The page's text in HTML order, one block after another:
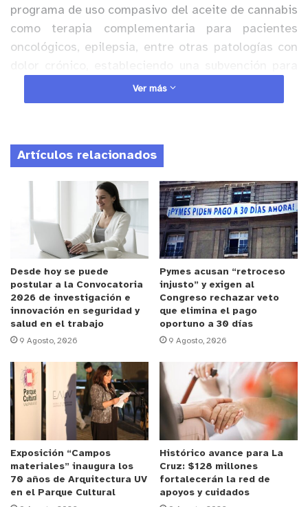
programa de uso compasivo del aceite de cannabis
como terapia complementaria para pacientes
oncológicos, epilepsia, entre otras patologías con
dicha tarea de $35.285.500. En agosto de ese año
se aprueba el convenio y en septiembre se da luz
2017, se determinó que solo $14.440.460 se
ajustaron a la finalidad del proyecto, objetándose
el monto de $20.845.040, por corresponder a
gastos efectuados con anterioridad a la fecha del
acuerdo del Concejo y a la entrega de la
subvención.
Anuncio Patrocinado
Debido a que estas irregularidades en la rendición
se repitieron años posteriores, en 2021 el
municipio reiteró que debía corregirse o reintegrar
los $20 millones en cuestión, que a la fecha no ha
sucedido.
En este sentido, la jefa comunal explicó que “este
convenio se inició en 2016 y en 2017 se ejecuta la
primera rendición. Ahí se pesquisa que de esos
$20 millones hubo rendiciones previas al convenio.
Hoy se quiere esclarecer cómo se revisó eso y si
Ver más
Artículos relacionados
Desde hoy se puede
postular a la Convocatoria
2026 de investigación e
innovación en seguridad y
salud en el trabajo
9 Agosto, 2026
Pymes acusan “retroceso
injusto” y exigen al
Congreso rechazar veto
que elimina el pago
oportuno a 30 días
9 Agosto, 2026
Exposición “Campos
materiales” inaugura los
70 años de Arquitectura UV
en el Parque Cultural
Histórico avance para La
Cruz: $128 millones
fortalecerán la red de
apoyos y cuidados